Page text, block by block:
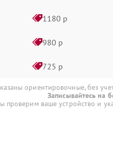
1180 р
980 р
725 р
ориентировочные, без
Записывайтесь на
проверим ваше устройство и